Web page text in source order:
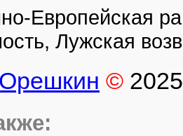
Европейская
Лужская
© 2025